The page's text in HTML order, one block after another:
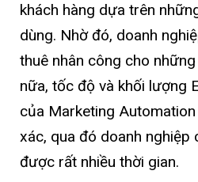
khách hàng dựa trên
dùng. Nhờ đó, doanh
thuê nhân công cho
nữa, tốc độ và khối lượng
của Marketing
xác, qua đó doanh nghiệp
được rất nhiều thời gian.